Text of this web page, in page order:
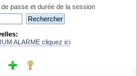
passe et durée de la session
ALARME cliquez ici